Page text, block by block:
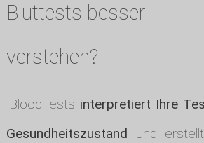
Bluttests besser
verstehen?
iBloodTests interpretiert Ihre
Gesundheitszustand und